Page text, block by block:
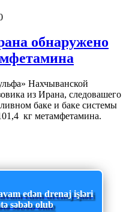
обнаружено
Нахчыванской
из Ирана, следовашего
баке и баке системы
кг метамфетамина.
edən drenaj işləri
səbəb olub